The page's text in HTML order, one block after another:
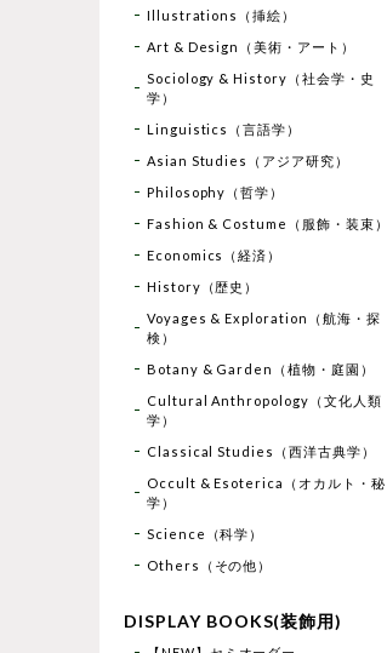
Illustrations（挿絵）
Art & Design（美術・アート）
Sociology & History（社会学・史
学）
Linguistics（言語学）
Asian Studies（アジア研究）
Philosophy（哲学）
Fashion & Costume（服飾・装束）
Economics（経済）
History（歴史）
Voyages & Exploration（航海・探
検）
Botany & Garden（植物・庭園）
Cultural Anthropology（文化人類
学）
Classical Studies（西洋古典学）
Occult & Esoterica（オカルト・秘
学）
Science（科学）
Others（その他）
DISPLAY BOOKS(装飾用)